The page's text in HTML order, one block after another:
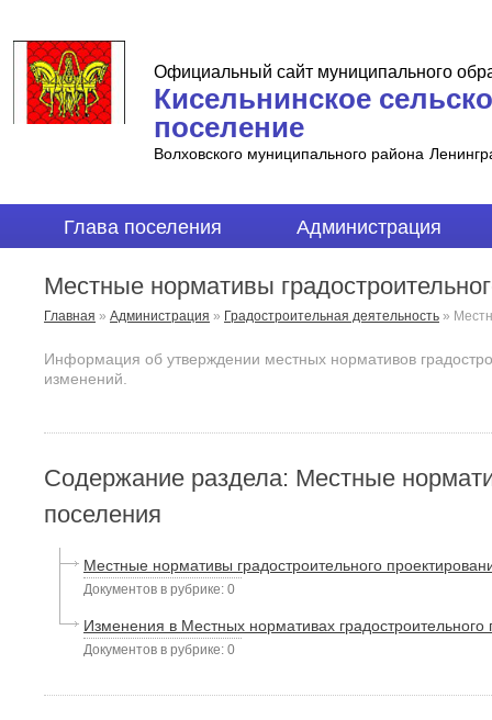
Официальный сайт муниципального
Кисельнинское
поселение
Волховского муниципального района
Глава поселения Администрация
Местные нормативы
Главная » Администрация » Градостроительная деятельность »
Информация об утверждении местных нормативов
изменений.
Содержание раздела: Местные
поселения
Местные нормативы градостроительного
Документов в рубрике: 0
Изменения в Местных нормативах градостроительного
Документов в рубрике: 0